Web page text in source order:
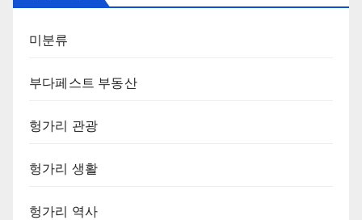
미분류
부다페스트 부동산
헝가리 관광
헝가리 생활
헝가리 역사